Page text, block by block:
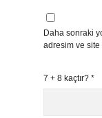
Daha sonraki
adresim ve site
7 + 8 kaçtır? *